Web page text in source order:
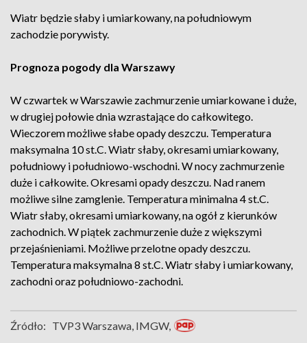
Wiatr będzie słaby i umiarkowany, na południowym
zachodzie porywisty.
Prognoza pogody dla Warszawy
W czwartek w Warszawie zachmurzenie umiarkowane i duże,
w drugiej połowie dnia wzrastające do całkowitego.
Wieczorem możliwe słabe opady deszczu. Temperatura
maksymalna 10 st.C. Wiatr słaby, okresami umiarkowany,
południowy i południowo-wschodni. W nocy zachmurzenie
duże i całkowite. Okresami opady deszczu. Nad ranem
możliwe silne zamglenie. Temperatura minimalna 4 st.C.
Wiatr słaby, okresami umiarkowany, na ogół z kierunków
zachodnich. W piątek zachmurzenie duże z większymi
przejaśnieniami. Możliwe przelotne opady deszczu.
Temperatura maksymalna 8 st.C. Wiatr słaby i umiarkowany,
zachodni oraz południowo-zachodni.
Źródło: TVP3 Warszawa, IMGW,